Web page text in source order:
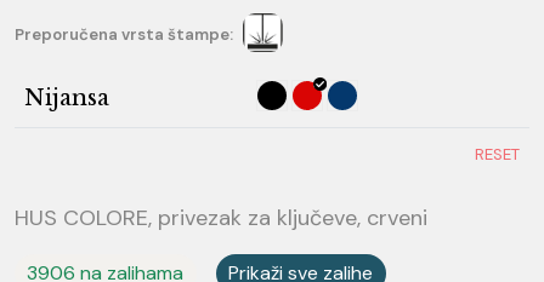
Preporučena vrsta štampe:
Nijansa
RESET
HUS COLORE, privezak za ključeve, crveni
3906 na zalihama Prikaži sve zalihe